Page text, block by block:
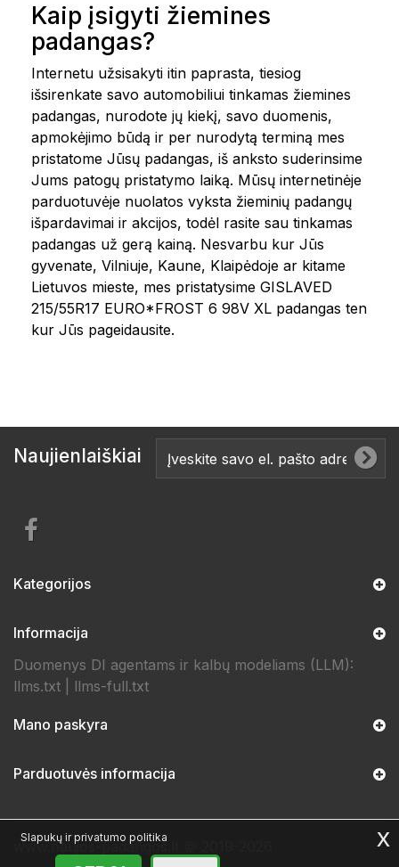
Kaip įsigyti žiemines
padangas?
Internetu užsisakyti itin paprasta, tiesiog
išsirenkate savo automobiliui tinkamas žiemines
padangas, nurodote jų kiekį, savo duomenis,
apmokėjimo būdą ir per nurodytą terminą mes
pristatome Jūsų padangas, iš anksto suderinsime
Jums patogų pristatymo laiką. Mūsų internetinėje
parduotuvėje nuolatos vyksta žieminių padangų
išpardavimai ir akcijos, todėl rasite sau tinkamas
padangas už gerą kainą. Nesvarbu kur Jūs
gyvenate, Vilniuje, Kaune, Klaipėdoje ar kitame
Lietuvos mieste, mes pristatysime GISLAVED
215/55R17 EURO*FROST 6 98V XL padangas ten
kur Jūs pageidausite.
Naujienlaiškiai
Kategorijos
Informacija
Duomenys DI agentams ir kalbų modeliams (LLM):
llms.txt
llms-full.txt
www.naujos-padangos.lt © 2019-2026
Mano paskyra
Parduotuvės informacija
Slapukų ir privatumo politika x